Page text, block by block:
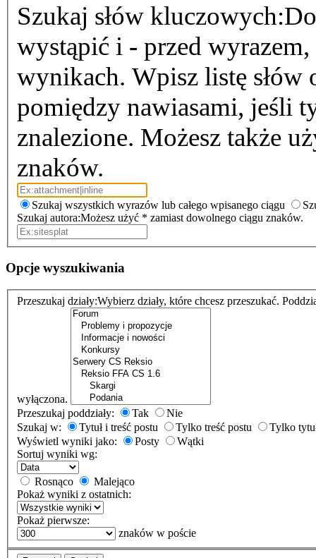
Szukaj słów kluczowych:
wystąpić i - przed
wynikach. Wpisz listę
pomiędzy nawiasami, jeśli
znalezione. Możesz także
znaków.
Szukaj wszystkich wyrazów lub całego wpisanego ciągu
Szukaj autora:Możesz użyć * zamiast dowolnego ciągu znaków.
Opcje wyszukiwania
Przeszukaj działy:Wybierz działy, które chcesz przeszukać.
wyłączona.
Przeszukaj poddziały:
Tak
Nie
Szukaj w:
Tytuł i treść postu Tylko treść postu
Tylko
Wyświetl wyniki jako:
Posty
Wątki
Sortuj wyniki wg:
Rosnąco
Malejąco
Pokaż wyniki z ostatnich:
Pokaż pierwsze:
znaków w poście